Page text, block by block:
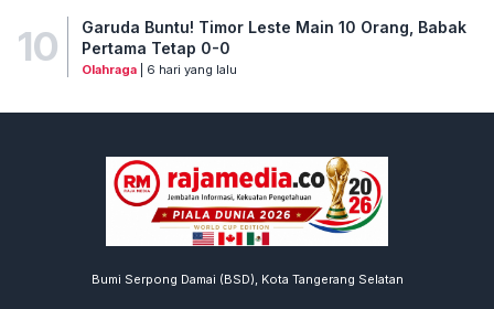
10
Garuda Buntu! Timor Leste Main 10 Orang, Babak
Pertama Tetap 0-0
Olahraga| 6 hari yang lalu
Bumi Serpong Damai (BSD), Kota Tangerang Selatan